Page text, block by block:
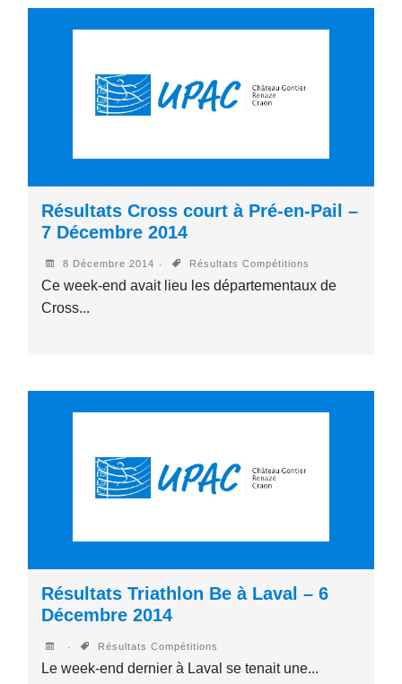
Résultats Cross court à Pré-en-Pail –
7 Décembre 2014
8 Décembre 2014 Résultats Compétitions
Ce week-end avait lieu les départementaux de
Cross...
Résultats Triathlon Be à Laval – 6
Décembre 2014
Résultats Compétitions
Le week-end dernier à Laval se tenait une...